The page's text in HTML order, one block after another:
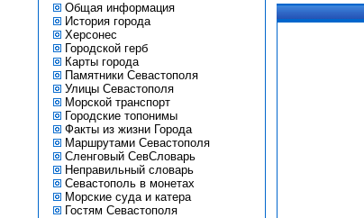
Общая информация
История города
Херсонес
Городской герб
Карты города
Памятники Севастополя
Улицы Севастополя
Морской транспорт
Городские топонимы
Факты из жизни Города
Маршрутами Севастополя
Сленговый СевСловарь
Неправильный словарь
Севастополь в монетах
Морские суда и катера
Гостям Севастополя